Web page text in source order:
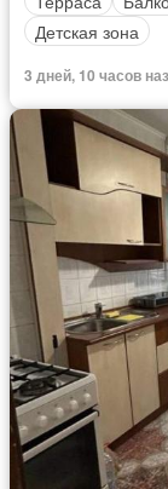
Детская зона
3 дней, 10 часов